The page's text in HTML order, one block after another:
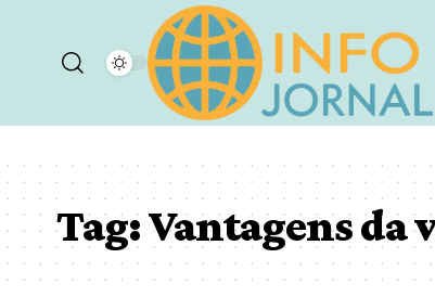
Tag:Vantagens da